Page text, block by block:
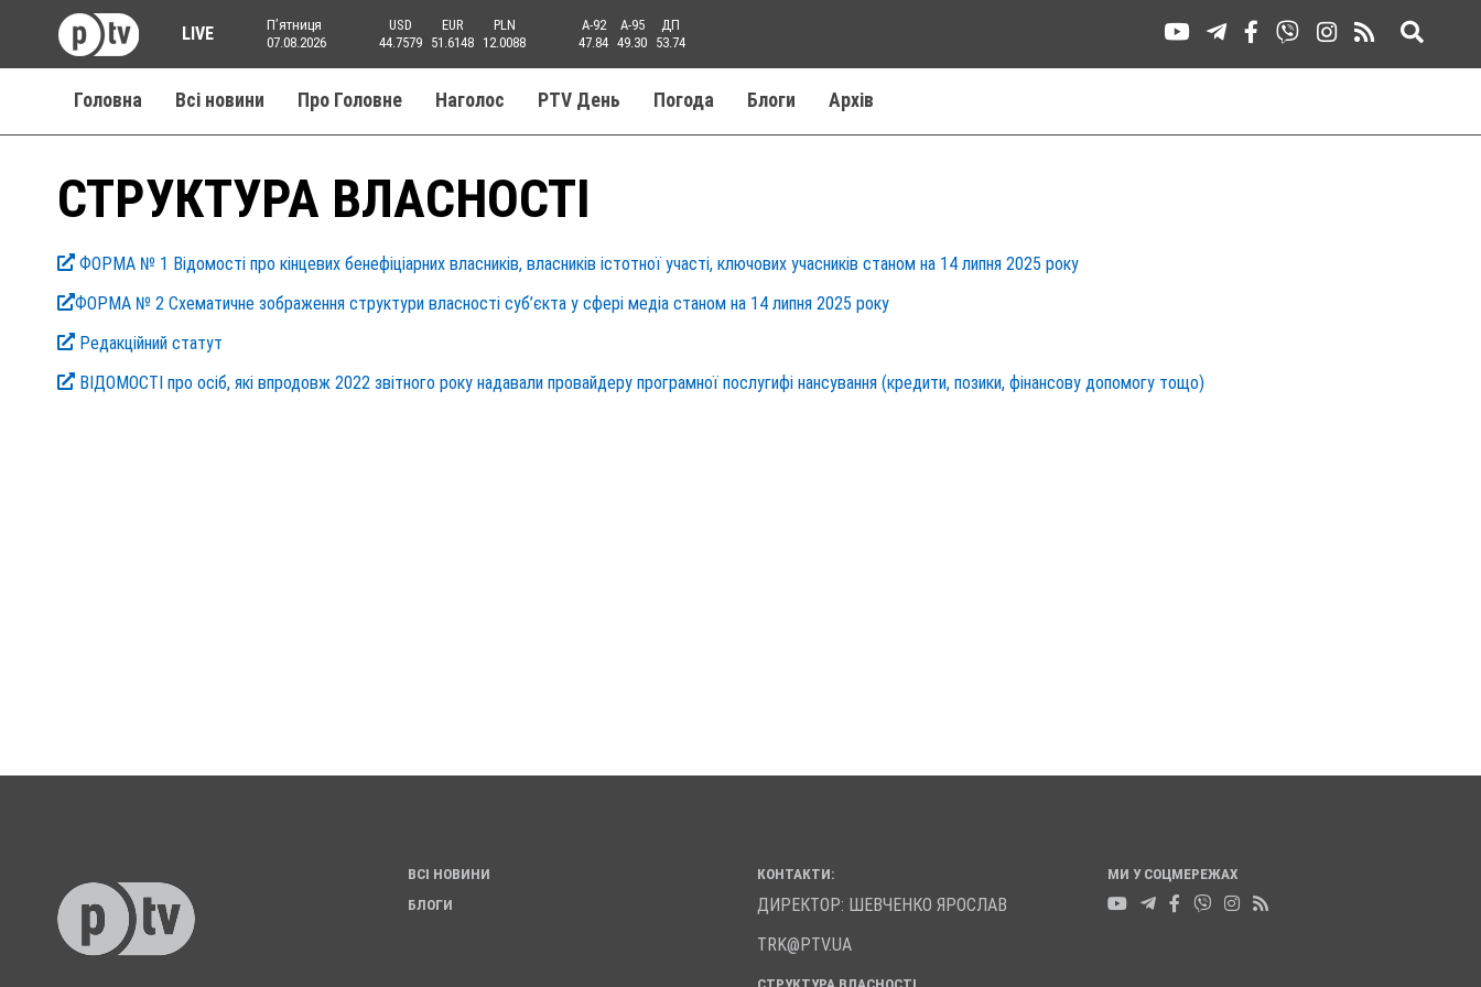
LIVE
Пʼятниця
07.08.2026
USD
44.7579
EUR
51.6148
PLN
12.0088
A-92
47.84
A-95
49.30
ДП
53.74
Головна Всі новини Про Головне Наголос PTV День Погода Блоги Aрхів
СТРУКТУРА ВЛАСНОСТІ
ФОРМА № 1 Відомості про кінцевих бенефіціарних власників, власників істотної участі, ключових учасників станом на 14 липня 2025 року
ФОРМА № 2 Схематичне зображення структури власності суб’єкта у сфері медіа станом на 14 липня 2025 року
Редакційний статут
ВІДОМОСТІ про осіб, які впродовж 2022 звітного року надавали провайдеру програмної послугифі нансування (кредити, позики, фінансову допомогу тощо)
ВСІ НОВИНИ
БЛОГИ
КОНТАКТИ:
ДИРЕКТОР: ШЕВЧЕНКО ЯРОСЛАВ
TRK@PTV.UA
МИ У СОЦМЕРЕЖАХ